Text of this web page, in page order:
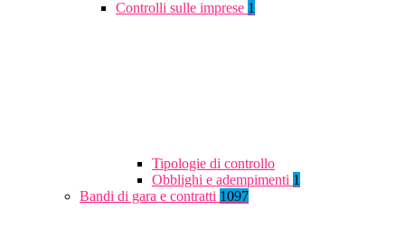
Controlli sulle imprese 1
Tipologie di controllo
Obblighi e adempimenti 1
Bandi di gara e contratti 1097